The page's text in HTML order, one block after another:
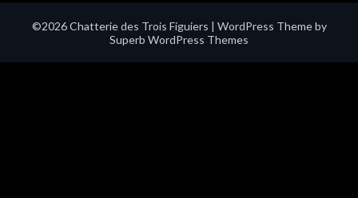
©2026 Chatterie des Trois Figuiers | WordPress Theme by
Superb WordPress Themes